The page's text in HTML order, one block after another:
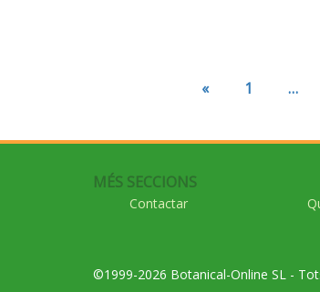
« 1 …
MÉS SECCIONS
Contactar
©1999-2026 Botanical-Online SL -